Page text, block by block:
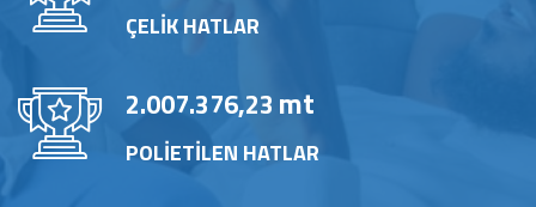
ÇELİK HATLAR
2.007.376,23 mt
POLİETİLEN HATLAR